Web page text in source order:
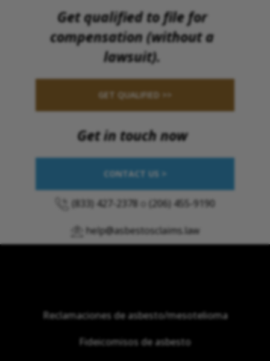
Get qualified to file for
compensation (without a
lawsuit).
GET QUALIFIED >>
Get in touch now
CONTACT US >
(833) 427-2378 (206) 455-9190
help@asbestosclaims.law
Reclamaciones de asbesto/mesotelioma
Fideicomisos de asbesto